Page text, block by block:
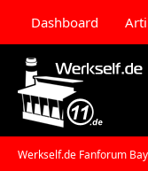
Dashboard
Werkself.de Fanforum